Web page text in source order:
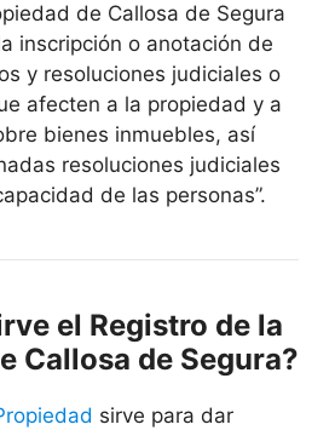
de Callosa de Segura
inscripción o anotación de
y resoluciones judiciales o
afecten a la propiedad y a
bienes inmuebles, así
resoluciones judiciales
de las personas”.
el Registro de la
Callosa de Segura?
sirve para dar